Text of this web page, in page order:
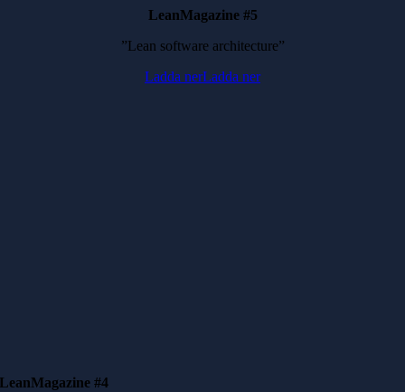
LeanMagazine #5
”Lean software architecture”
Ladda nerLadda ner
LeanMagazine #4